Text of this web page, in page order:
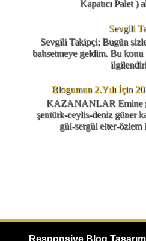
Kapatıcı Palet )
Sevgili
Sevgili Takipçi; Bugün
bahsetmeye geldim. Bu
Blogumun 2.Yılı İçin
KAZANANLAR Emine
şentürk-ceylis-deniz güner
gül-sergül elter-özlem
Responsive Blog